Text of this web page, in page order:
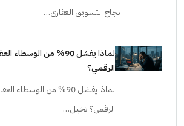
نجاح التسويق العقاري…
لماذا يفشل 90% من
الرقمي؟
لماذا يفشل 90% من الوسطاء
الرقمي؟ تخيل…